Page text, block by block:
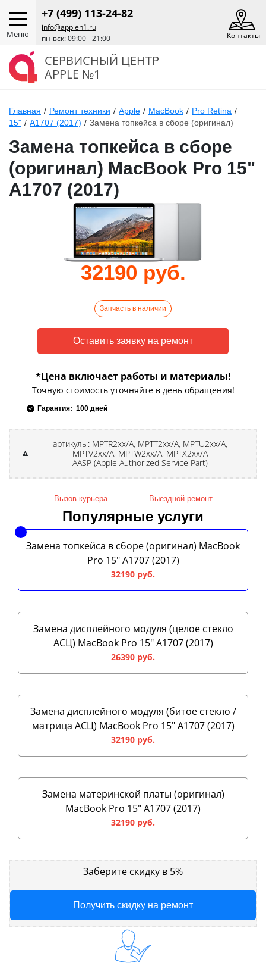
Меню
+7 (499) 113-24-82
info@applen1.ru
пн-вск: 09:00 - 21:00
Контакты
СЕРВИСНЫЙ ЦЕНТР
APPLE №1
Главная / Ремонт техники / Apple / MacBook / Pro Retina /
15" / A1707 (2017) / Замена топкейса в сборе (оригинал)
Замена топкейса в сборе
(оригинал) MacBook Pro 15"
A1707 (2017)
32190 руб.
Запчасть в наличии
*Цена включает работы и материалы!
Точную стоимость уточняйте в день обращения!
Гарантия: 100 дней
артикулы: MPTR2xx/A, MPTT2xx/A, MPTU2xx/A,
MPTV2xx/A, MPTW2xx/A, MPTX2xx/A
AASP (Apple Authorized Service Part)
Вызов курьера Выездной ремонт
Популярные услуги
Замена топкейса в сборе (оригинал) MacBook
Pro 15" A1707 (2017)
32190 руб.
Замена дисплейного модуля (целое стекло
АСЦ) MacBook Pro 15" A1707 (2017)
26390 руб.
Замена дисплейного модуля (битое стекло /
матрица АСЦ) MacBook Pro 15" A1707 (2017)
32190 руб.
Замена материнской платы (оригинал)
MacBook Pro 15" A1707 (2017)
32190 руб.
Заберите скидку в 5%
Получить скидку на ремонт